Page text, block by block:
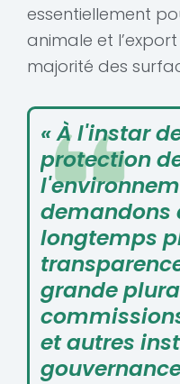
essentiellement
animale et
majorité des
« À l'instar
protection
demandons
longtemps
grande
et autres